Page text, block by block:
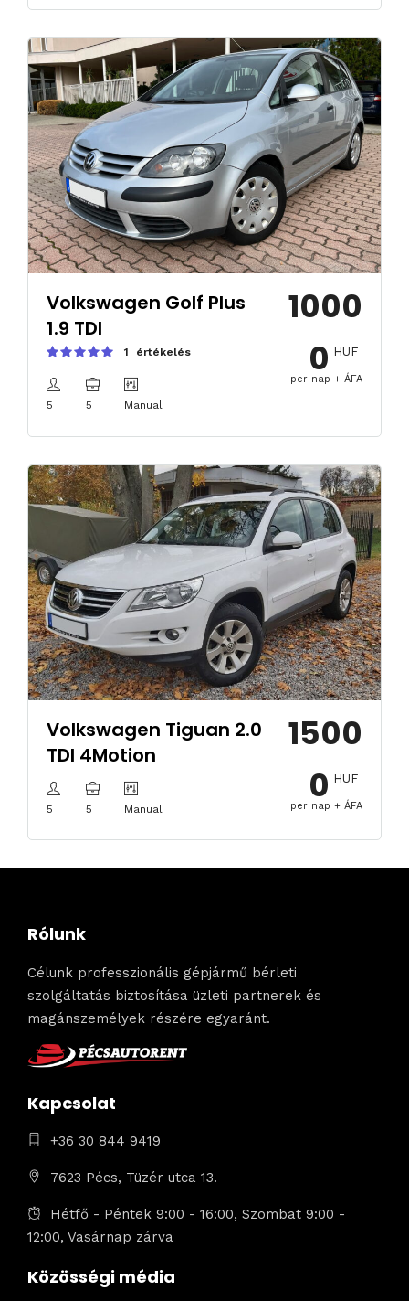
Volkswagen Golf Plus
1.9 TDI
1 értékelés
5 5 Manual
1000
0 HUF
per nap + ÁFA
Volkswagen Tiguan 2.0
TDI 4Motion
5 5 Manual
1500
0 HUF
per nap + ÁFA
Rólunk
Célunk professzionális gépjármű bérleti
szolgáltatás biztosítása üzleti partnerek és
magánszemélyek részére egyaránt.
Kapcsolat
+36 30 844 9419
7623 Pécs, Tüzér utca 13.
Hétfő - Péntek 9:00 - 16:00, Szombat 9:00 -
12:00, Vasárnap zárva
Közösségi média